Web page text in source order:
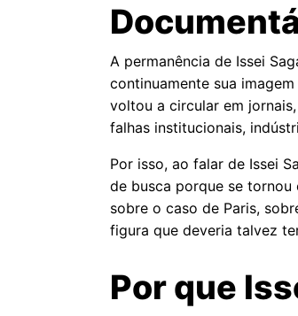
A permanência de Issei
continuamente sua
voltou a circular em
falhas institucionais,
Por isso, ao falar de Issei
de busca porque se
sobre o caso de Paris,
figura que deveria talvez
Por que